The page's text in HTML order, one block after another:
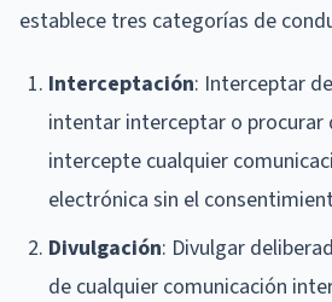
establece tres categorías de
Interceptación: Interceptar
intentar interceptar o procurar
intercepte cualquier
electrónica sin el
Divulgación: Divulgar
de cualquier comunicación